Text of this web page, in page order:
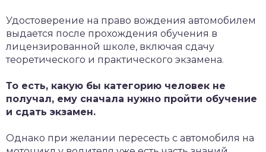
Удостоверение на право вождения автомобилем
выдается после прохождения обучения в
лицензированной школе, включая сдачу
теоретического и практического экзамена.
То есть, какую бы категорию человек не
получал, ему сначала нужно пройти обучение
и сдать экзамен.
Однако при желании пересесть с автомобиля на